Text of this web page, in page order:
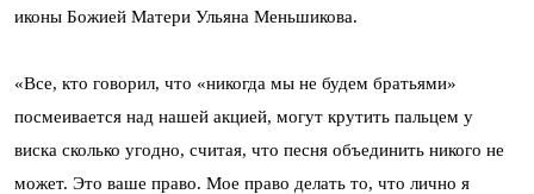
иконы Божией Матери Ульяна Меньшикова.
«Все, кто говорил, что «никогда мы не будем братьями»
посмеивается над нашей акцией, могут крутить пальцем у
виска сколько угодно, считая, что песня объединить никого не
может. Это ваше право. Мое право делать то, что лично я